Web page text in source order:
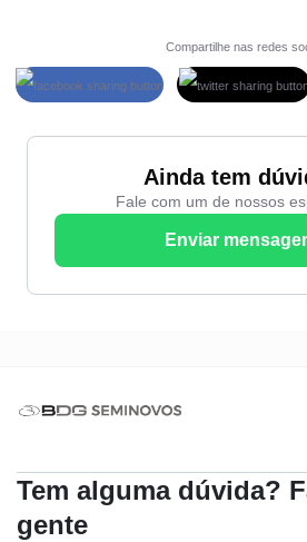
Compartilhe nas redes
Ainda tem
Fale com um de nossos
Enviar
Tem alguma dúvida?
gente